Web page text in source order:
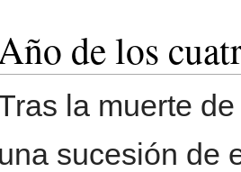
de los
la muerte
una sucesión de